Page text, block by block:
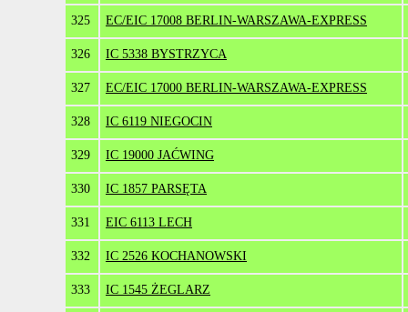
325 EC/EIC 17008 BERLIN-WARSZAWA-EXPRESS
326 IC 5338 BYSTRZYCA
327 EC/EIC 17000 BERLIN-WARSZAWA-EXPRESS
328 IC 6119 NIEGOCIN
329 IC 19000 JAĆWING
330 IC 1857 PARSĘTA
331 EIC 6113 LECH
332 IC 2526 KOCHANOWSKI
333 IC 1545 ŻEGLARZ